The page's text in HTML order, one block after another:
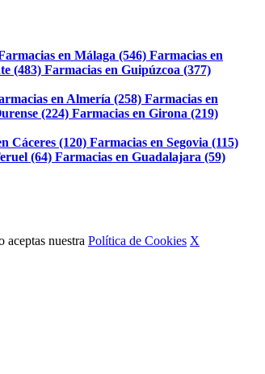
en Málaga (546) Farmacias en
(483) Farmacias en Guipúzcoa (377)
en Almería (258) Farmacias en
(224) Farmacias en Girona (219)
Cáceres (120) Farmacias en Segovia (115)
(64) Farmacias en Guadalajara (59)
nuestra Política de Cookies X